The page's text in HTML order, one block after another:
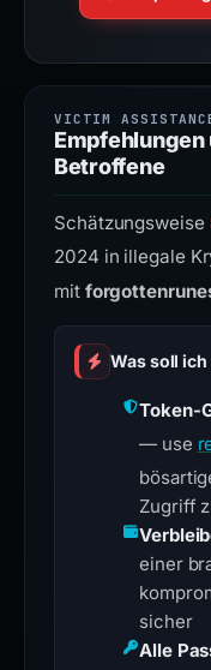
Betroffene
Schätzungsweise
2024 in illegale
mit
Was soll
Token-
— use
Zugriff
einer
sicher
Alle